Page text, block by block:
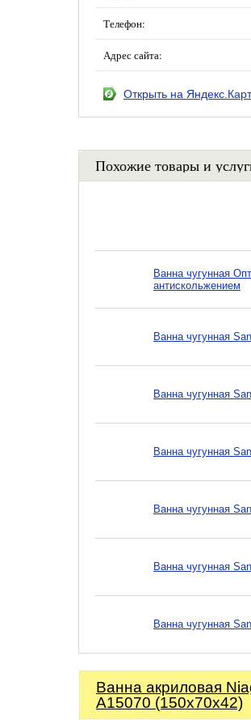
Телефон:
Адрес сайта:
Открыть на
Похожие товары и
Ванна чугунная
антискольжением
Ванна чугунная
Ванна чугунная
Ванна чугунная
Ванна чугунная
Ванна чугунная
Ванна чугунная
Ванна акриловая
A15070 (150х70х42)